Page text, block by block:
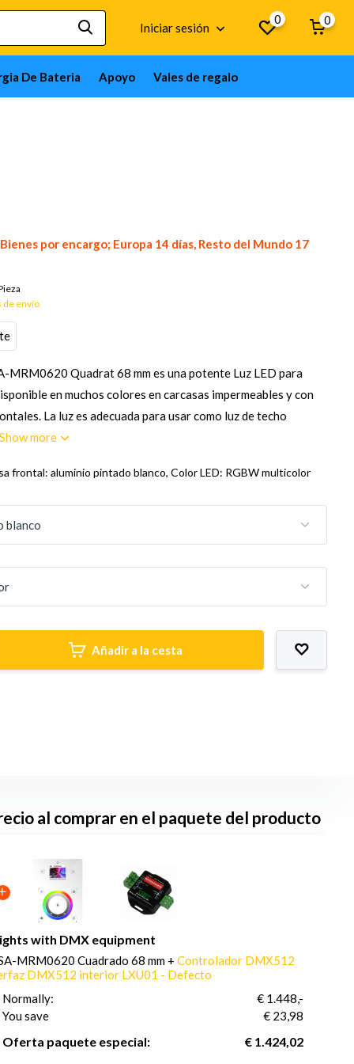
Iniciar sesión
0 0
De Bateria Apoyo Vales de regalo
Bienes por encargo; Europa 14 días, Resto del Mundo 17
de envío
MRM0620 Quadrat 68 mm es una potente Luz LED para
en muchos colores en carcasas impermeables y con
La luz es adecuada para usar como luz de techo
Show more
frontal: aluminio pintado blanco, Color LED: RGBW multicolor
Añadir a la cesta
al comprar en el paquete del producto
with DMX equipment
MRM0620 Cuadrado 68 mm + Controlador DMX512
DMX512 interior LXU01 - Defecto
Normally:
€ 1.448,-
You save
€ 23,98
Oferta paquete especial: € 1.424,02